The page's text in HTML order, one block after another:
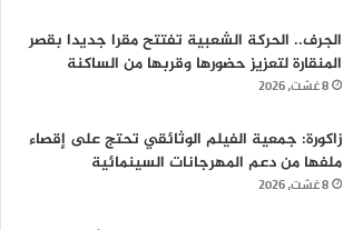
الجرف.. الحركة الشعبية تفتتح مقرا جديدا بقصر
المنقارة لتعزيز حضورها وقربها من الساكنة
8 غشت، 2026
زاكورة: جمعية الفيلم الوثائقي تحتج على إقصاء
ملفها من دعم المهرجانات السينمائية
8 غشت، 2026